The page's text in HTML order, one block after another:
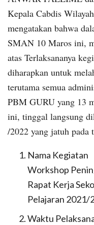
Kepala Cabdis
mengatakan bahwa
SMAN 10 Maros ini,
atas Terlaksananya
diharapkan untuk
terutama semua
PBM GURU yang 13
ini, tinggal langsung
/2022 yang jatuh pada
Nama Kegiatan
Workshop
Rapat Kerja
Pelajaran 2021/
Waktu